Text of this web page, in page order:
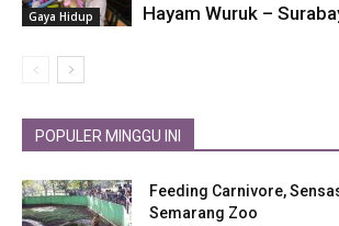
Gaya Hidup
Hayam Wuruk –
POPULER MINGGU INI
Feeding Carnivore,
Semarang Zoo